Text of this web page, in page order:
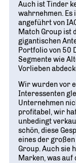
Auch ist Tinder
wahrnehmen.
angeführt von
Match Group ist
gigantischen
Portfolio von 50
Segmente wie
Vorlieben
Wir wurden vor
Interessenten
Unternehmen
profitabel, wir
unbedingt
schön, diese
eines der
Group. Auch sie
Marken, was